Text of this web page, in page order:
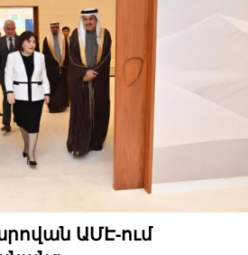
ԱՄԷ-ում